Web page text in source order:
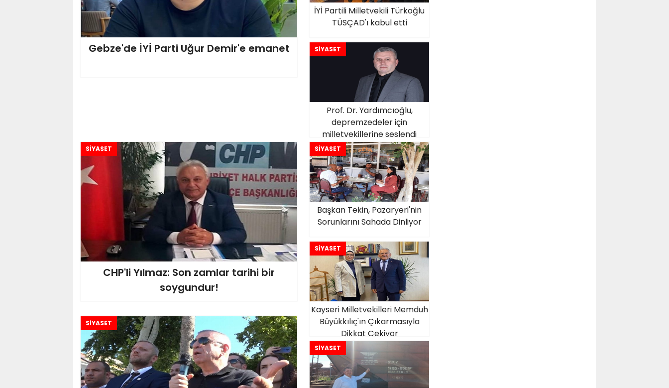
Gebze'de İYİ Parti Uğur Demir'e emanet
İYİ Partili Milletvekili Türkoğlu
TÜSÇAD'ı kabul etti
SİYASET
Prof. Dr. Yardımcıoğlu,
depremzedeler için
milletvekillerine seslendi
SİYASET
CHP'li Yılmaz: Son zamlar tarihi bir
soygundur!
SİYASET
Başkan Tekin, Pazaryeri'nin
Sorunlarını Sahada Dinliyor
SİYASET
Kayseri Milletvekilleri Memduh
Büyükkılıç'ın Çıkarmasıyla
Dikkat Çekiyor
SİYASET
SİYASET